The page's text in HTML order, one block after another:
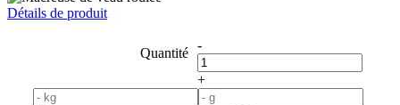
Détails de produit
-
+
Quantité